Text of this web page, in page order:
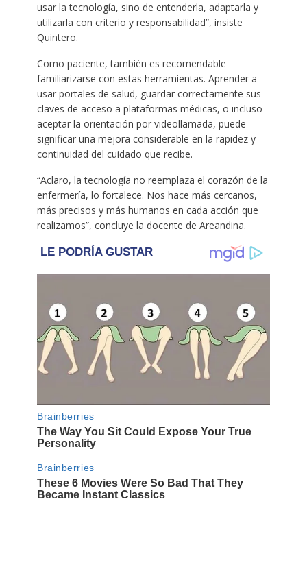
usar la tecnología, sino de entenderla, adaptarla y
utilizarla con criterio y responsabilidad”, insiste
Quintero.
Como paciente, también es recomendable
familiarizarse con estas herramientas. Aprender a
usar portales de salud, guardar correctamente sus
claves de acceso a plataformas médicas, o incluso
aceptar la orientación por videollamada, puede
significar una mejora considerable en la rapidez y
continuidad del cuidado que recibe.
“Aclaro, la tecnología no reemplaza el corazón de la
enfermería, lo fortalece. Nos hace más cercanos,
más precisos y más humanos en cada acción que
realizamos”, concluye la docente de Areandina.